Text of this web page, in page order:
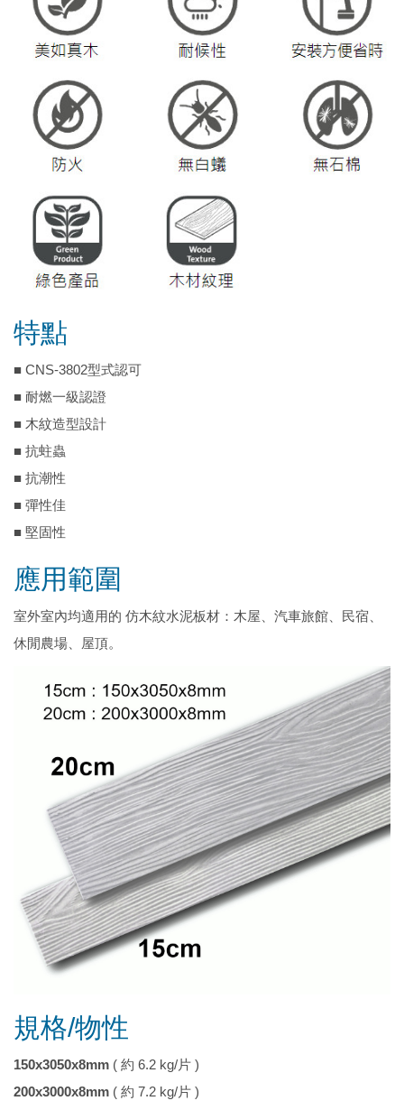
特點
■ CNS-3802型式認可
■ 耐燃一級認證
■ 木紋造型設計
■ 抗蛀蟲
■ 抗潮性
■ 彈性佳
■ 堅固性
應用範圍
室外室內均適用的 仿木紋水泥板材：木屋、汽車旅館、民宿、
休閒農場、屋頂。
規格/物性
150x3050x8mm ( 約 6.2 kg/片 )
200x3000x8mm ( 約 7.2 kg/片 )